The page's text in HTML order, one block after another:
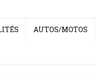
AUTOS/MOTOS